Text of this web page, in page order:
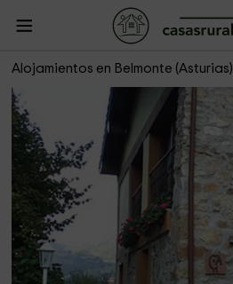
Alojamientos en Belmonte (Asturias)